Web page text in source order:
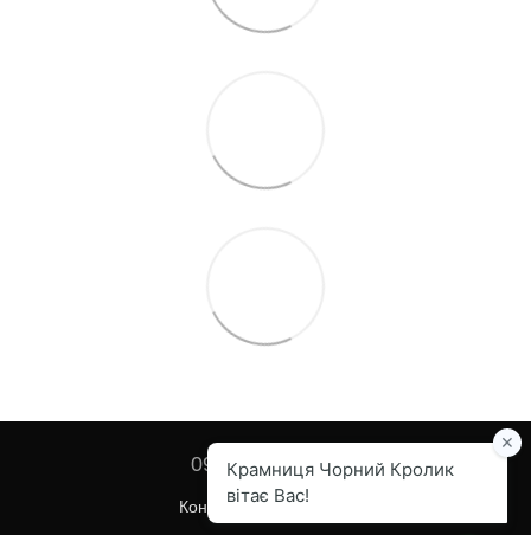
097 455-82-67
Контактна інформація